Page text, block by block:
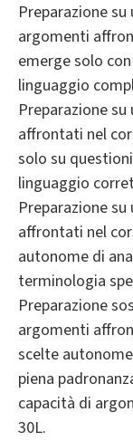
Preparazione
argomenti
emerge solo
linguaggio
Preparazione
affrontati nel
solo su
linguaggio
Preparazione
affrontati nel
autonome di
terminologia
Preparazione
argomenti
scelte
piena
capacità di
30L.